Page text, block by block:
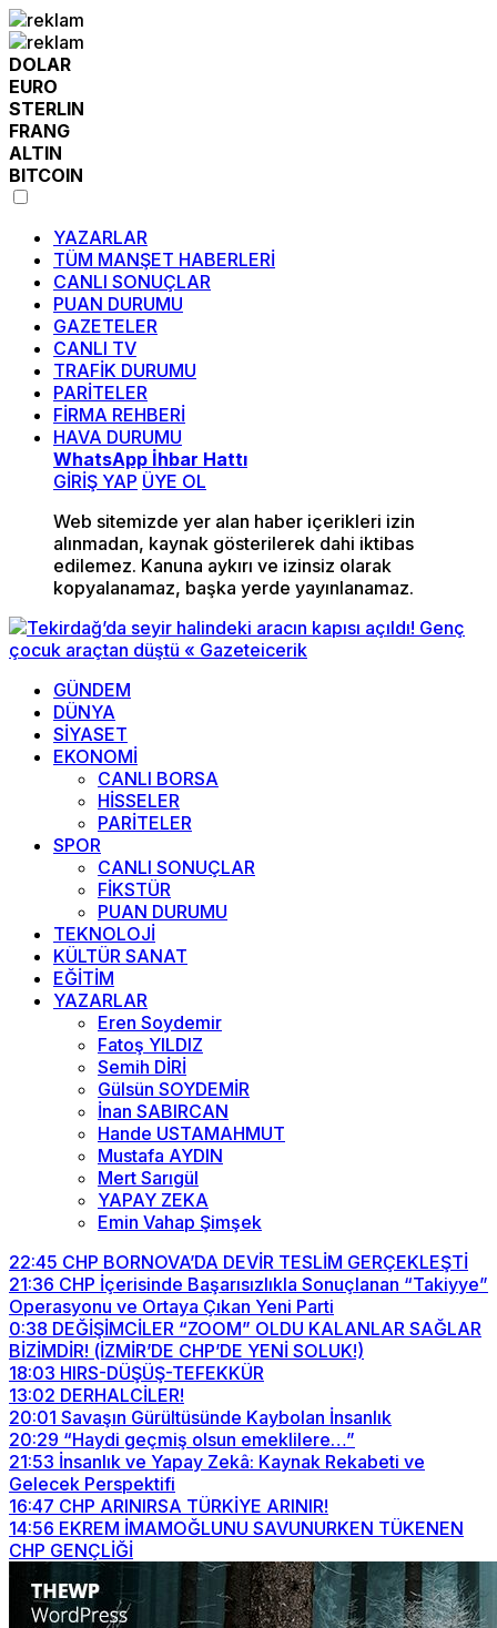
DOLAR
EURO
STERLIN
FRANG
ALTIN
BITCOIN
YAZARLAR
TÜM MANŞET HABERLERİ
CANLI SONUÇLAR
PUAN DURUMU
GAZETELER
CANLI TV
TRAFİK DURUMU
PARİTELER
FİRMA REHBERİ
HAVA DURUMU
WhatsApp İhbar Hattı
GİRİŞ YAP ÜYE OL
Web sitemizde yer alan haber içerikleri izin
alınmadan, kaynak gösterilerek dahi iktibas
edilemez. Kanuna aykırı ve izinsiz olarak
kopyalanamaz, başka yerde yayınlanamaz.
GÜNDEM
DÜNYA
SİYASET
EKONOMİ
CANLI BORSA
HİSSELER
PARİTELER
SPOR
CANLI SONUÇLAR
FİKSTÜR
PUAN DURUMU
TEKNOLOJİ
KÜLTÜR SANAT
EĞİTİM
YAZARLAR
Eren Soydemir
Fatoş YILDIZ
Semih DİRİ
Gülsün SOYDEMİR
İnan SABIRCAN
Hande USTAMAHMUT
Mustafa AYDIN
Mert Sarıgül
YAPAY ZEKA
Emin Vahap Şimşek
22:45 CHP BORNOVA’DA DEVİR TESLİM GERÇEKLEŞTİ
21:36 CHP İçerisinde Başarısızlıkla Sonuçlanan “Takiyye”
Operasyonu ve Ortaya Çıkan Yeni Parti
0:38 DEĞİŞİMCİLER “ZOOM” OLDU KALANLAR SAĞLAR
BİZİMDİR! (İZMİR’DE CHP’DE YENİ SOLUK!)
18:03 HIRS-DÜŞÜŞ-TEFEKKÜR
13:02 DERHALCİLER!
20:01 Savaşın Gürültüsünde Kaybolan İnsanlık
20:29 “Haydi geçmiş olsun emeklilere…”
21:53 İnsanlık ve Yapay Zekâ: Kaynak Rekabeti ve
Gelecek Perspektifi
16:47 CHP ARINIRSA TÜRKİYE ARINIR!
14:56 EKREM İMAMOĞLUNU SAVUNURKEN TÜKENEN
CHP GENÇLİĞİ